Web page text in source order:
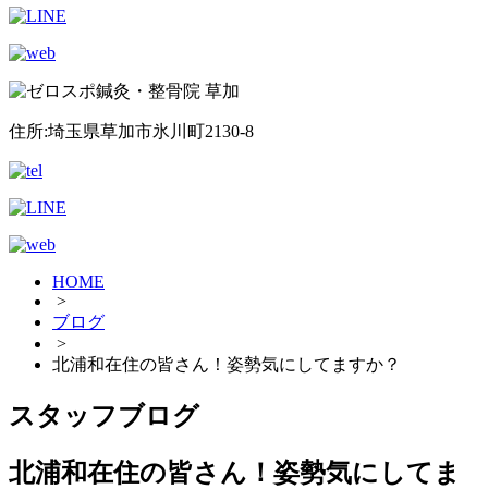
住所:埼玉県草加市氷川町2130-8
HOME
>
ブログ
>
北浦和在住の皆さん！姿勢気にしてますか？
スタッフブログ
北浦和在住の皆さん！姿勢気にしてま